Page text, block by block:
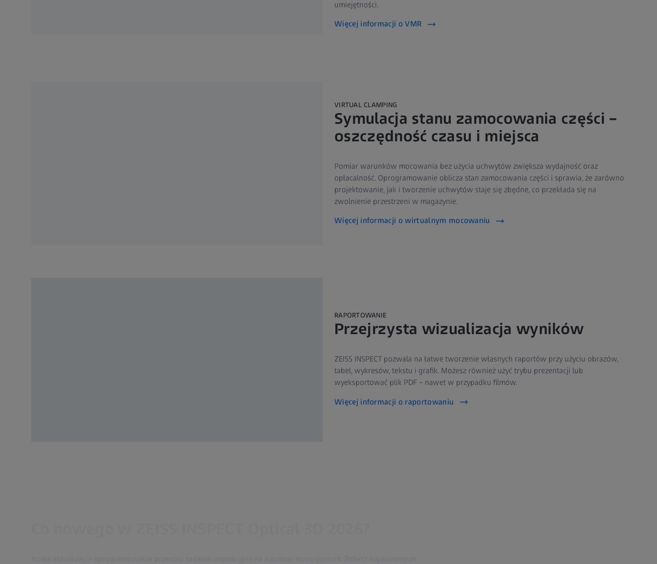
umiejętności.
Więcej informacji o VMR
VIRTUAL CLAMPING
Symulacja stanu zamocowania części –
oszczędność czasu i miejsca
Pomiar warunków mocowania bez użycia uchwytów zwiększa wydajność oraz
opłacalność. Oprogramowanie oblicza stan zamocowania części i sprawia, że zarówno
projektowanie, jak i tworzenie uchwytów staje się zbędne, co przekłada się na
zwolnienie przestrzeni w magazynie.
Więcej informacji o wirtualnym mocowaniu
RAPORTOWANIE
Przejrzysta wizualizacja wyników
ZEISS INSPECT pozwala na łatwe tworzenie własnych raportów przy użyciu obrazów,
tabel, wykresów, tekstu i grafik. Możesz również użyć trybu prezentacji lub
wyeksportować plik PDF – nawet w przypadku filmów.
Więcej informacji o raportowaniu